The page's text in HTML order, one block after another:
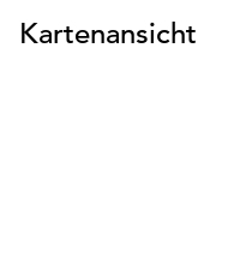
Kartenansicht